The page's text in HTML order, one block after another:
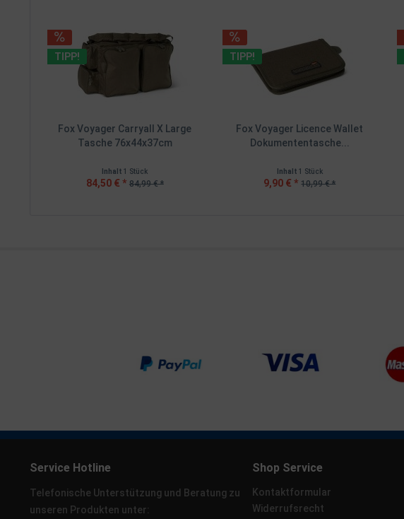
TIPP!
Fox Voyager Carryall X Large
Tasche 76x44x37cm
Inhalt1 Stück
84,50 € * 84,99 € *
TIPP!
Fox Voyager Licence Wallet
Dokumententasche...
Inhalt 1 Stück
9,90 € * 10,99 € *
Service Hotline
Telefonische Unterstützung und Beratung zu
unseren Produkten unter:
Shop Service
Kontaktformular
Widerrufsrecht